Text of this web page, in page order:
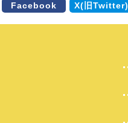
Facebook X(旧Twitter)